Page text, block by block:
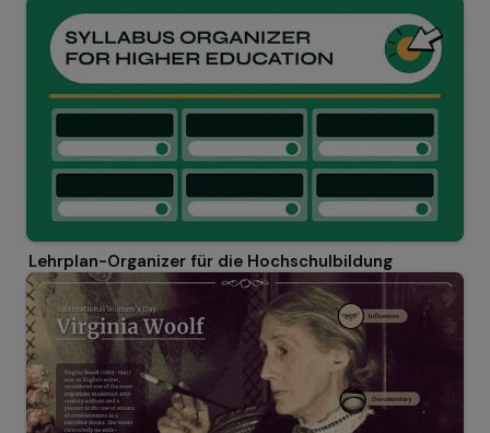
Lehrplan-Organizer für die Hochschulbildung